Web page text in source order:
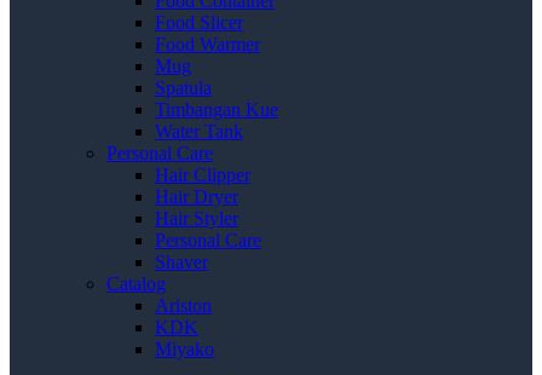
Food Slicer
Food Warmer
Mug
Spatula
Timbangan Kue
Water Tank
Personal Care
Hair Clipper
Hair Dryer
Hair Styler
Personal Care
Shaver
Catalog
Ariston
KDK
Miyako